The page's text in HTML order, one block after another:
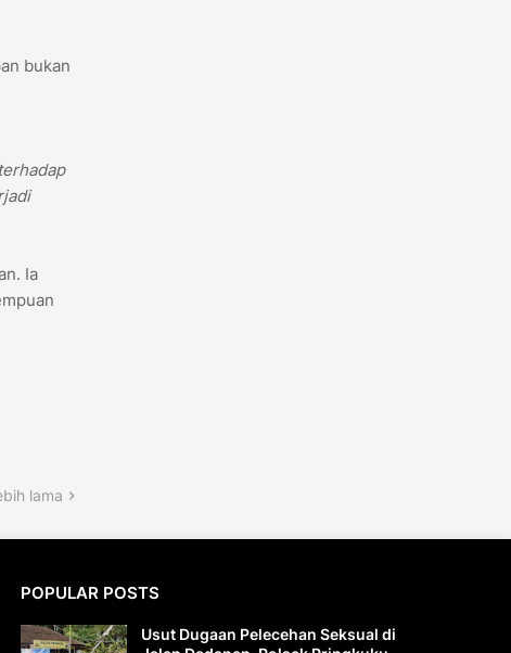
bukan
Ia
lama
POPULAR POSTS
Usut Dugaan Pelecehan Seksual di